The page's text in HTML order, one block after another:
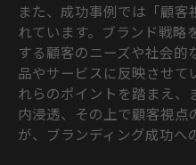
また、成功事例では「顧
れています。ブランド戦略
する顧客のニーズや社会的
品やサービスに反映させて
れらのポイントを踏まえ
内浸透、その上で顧客視点
が、ブランディング成功へ